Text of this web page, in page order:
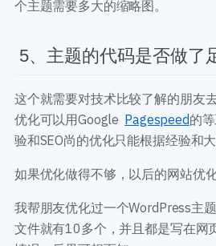
个主题需要多大的缩略图。
5、主题的代码是否做了
这个就需要对技术比较了解的朋友
优化可以用Google Pagespeed的
验和SEO尚的优化只能根据经验和
如果优化做得不够，以后的网站优
我帮朋友优化过一个WordPress主
文件就有10多个，并且都是写在网